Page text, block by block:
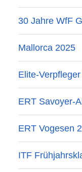
30 Jahre WfF
Mallorca 2025
Elite-
ERT Savoyer-
ERT Vogesen
ITF